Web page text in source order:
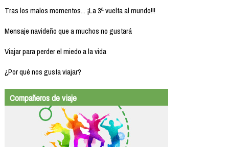
Tras los malos momentos... ¡La 3ª vuelta al mundo!!!
Mensaje navideño que a muchos no gustará
Viajar para perder el miedo a la vida
¿Por qué nos gusta viajar?
Compañeros de viaje